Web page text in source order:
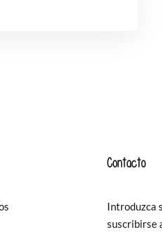
Contacto
Introduzca
suscribirse